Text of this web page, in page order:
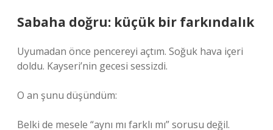
Sabaha doğru: küçük bir farkındalık
Uyumadan önce pencereyi açtım. Soğuk hava içeri
doldu. Kayseri’nin gecesi sessizdi.
O an şunu düşündüm:
Belki de mesele “aynı mı farklı mı” sorusu değil.